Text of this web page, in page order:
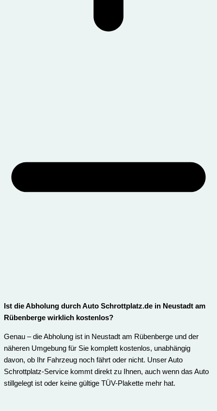
Ist die Abholung durch Auto Schrottplatz.de in Neustadt am
Rübenberge wirklich kostenlos?
Genau – die Abholung ist in Neustadt am Rübenberge und der
näheren Umgebung für Sie komplett kostenlos, unabhängig
davon, ob Ihr Fahrzeug noch fährt oder nicht. Unser Auto
Schrottplatz-Service kommt direkt zu Ihnen, auch wenn das Auto
stillgelegt ist oder keine gültige TÜV-Plakette mehr hat.